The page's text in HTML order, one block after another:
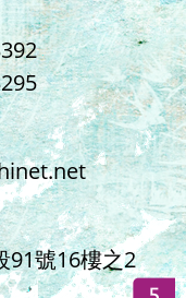
91號16樓之2